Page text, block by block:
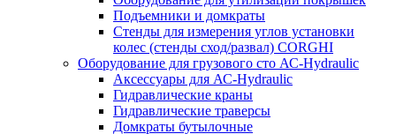
Подъемники и домкраты
Стенды для измерения углов установки
колес (стенды сход/развал) CORGHI
Оборудование для грузового сто АС-Hydraulic
Аксессуары для АС-Hydraulic
Гидравлические краны
Гидравлические траверсы
Домкраты бутылочные